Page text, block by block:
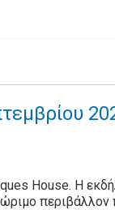
House. Η
περιβάλλον